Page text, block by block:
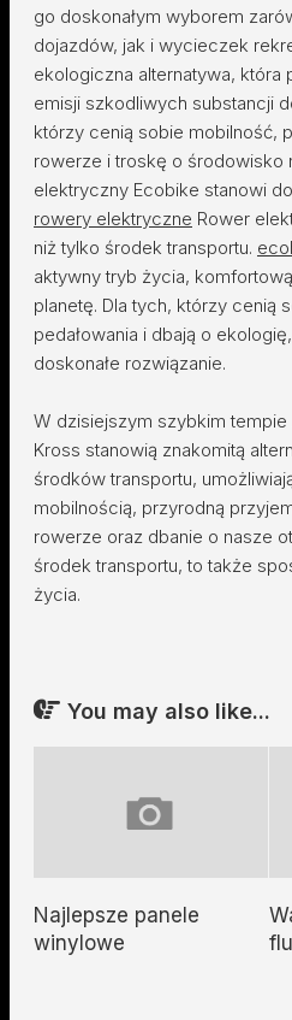
go doskonałym wyborem
dojazdów, jak i wycieczek
ekologiczna alternatywa, która
emisji szkodliwych substancji
którzy cenią sobie mobilność,
rowerze i troskę o środowisko
elektryczny Ecobike stanowi
rowery elektryczne Rower
niż tylko środek transportu.
aktywny tryb życia,
planetę. Dla tych, którzy cenią
pedałowania i dbają o
doskonałe rozwiązanie.
W dzisiejszym szybkim
Kross stanowią znakomitą
środków transportu,
mobilnością, przyrodną
rowerze oraz dbanie o nasze
środek transportu, to także
życia.
You may also like...
Najlepsze panele
winylowe